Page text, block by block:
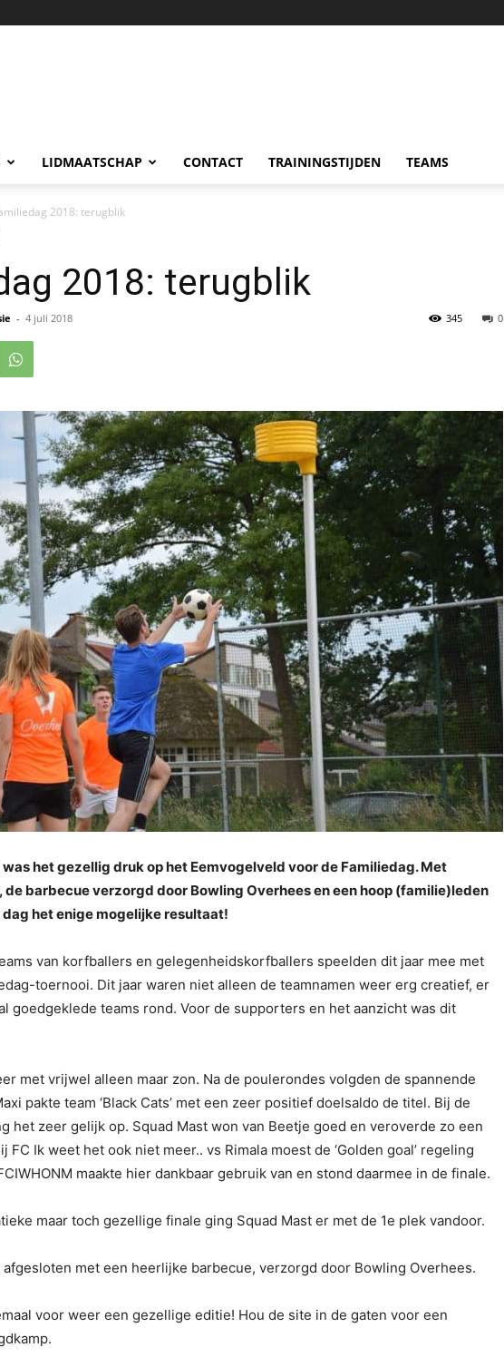
LIDMAATSCHAP CONTACT TRAININGSTIJDEN TEAMS
2018: terugblik
2018: terugblik
- 4 juli 2018 0
345
het gezellig druk op het Eemvogelveld voor de Familiedag. Met
barbecue verzorgd door Bowling Overhees en een hoop (familie)leden
het enige mogelijke resultaat!
van korfballers en gelegenheidskorfballers speelden dit jaar mee met
toernooi. Dit jaar waren niet alleen de teamnamen weer erg creatief, er
goedgeklede teams rond. Voor de supporters en het aanzicht was dit
met vrijwel alleen maar zon. Na de poulerondes volgden de spannende
pakte team ‘Black Cats’ met een zeer positief doelsaldo de titel. Bij de
het zeer gelijk op. Squad Mast won van Beetje goed en veroverde zo een
FC Ik weet het ook niet meer.. vs Rimala moest de ‘Golden goal’ regeling
maakte hier dankbaar gebruik van en stond daarmee in de finale.
maar toch gezellige finale ging Squad Mast er met de 1e plek vandoor.
afgesloten met een heerlijke barbecue, verzorgd door Bowling Overhees.
voor weer een gezellige editie! Hou de site in de gaten voor een